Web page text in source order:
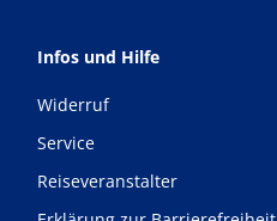
Infos und Hilfe
Widerruf
Service
Reiseveranstalter